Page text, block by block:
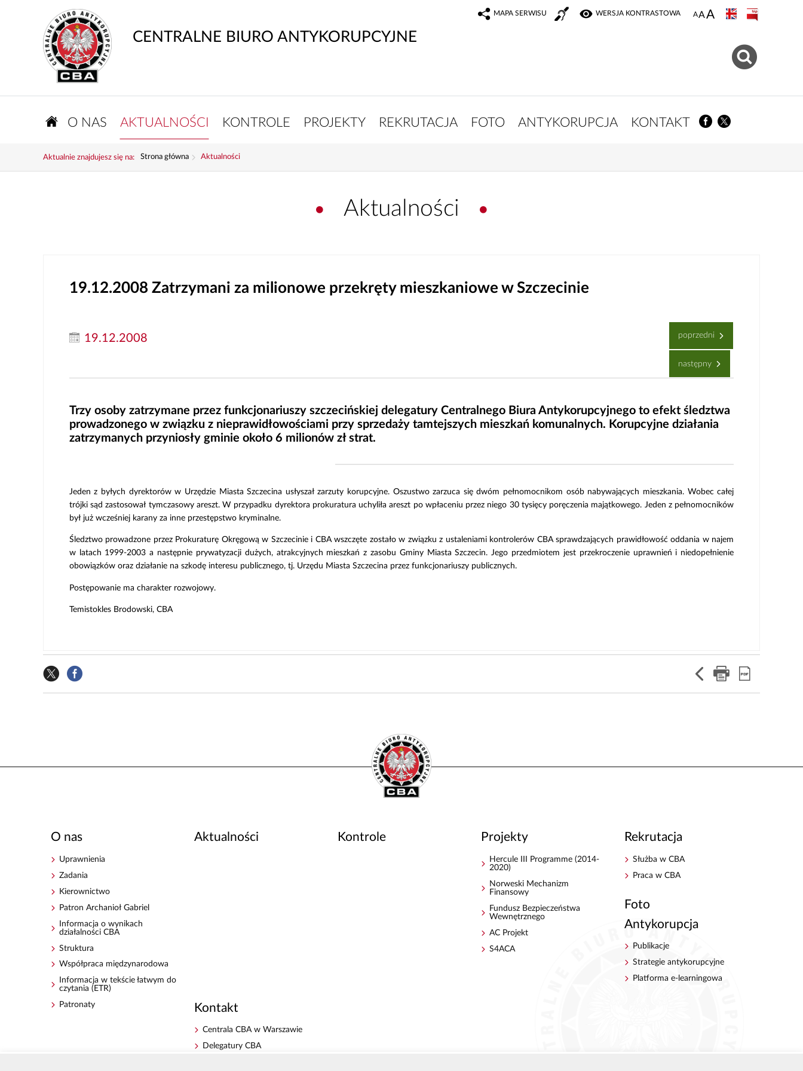
CENTRALNE BIURO ANTYKORUPCYJNE
MAPA SERWISU WERSJA KONTRASTOWA
O NAS AKTUALNOŚCI KONTROLE PROJEKTY REKRUTACJA FOTO ANTYKORUPCJA KONTAKT
Aktualnie znajdujesz się na: Strona główna Aktualności
Aktualności
19.12.2008 Zatrzymani za milionowe przekręty mieszkaniowe w Szczecinie
19.12.2008 poprzedni
następny
Trzy osoby zatrzymane przez funkcjonariuszy szczecińskiej delegatury Centralnego Biura Antykorupcyjnego to efekt śledztwa
prowadzonego w związku z nieprawidłowościami przy sprzedaży tamtejszych mieszkań komunalnych. Korupcyjne działania
zatrzymanych przyniosły gminie około 6 milionów zł strat.
Jeden z byłych dyrektorów w Urzędzie Miasta Szczecina usłyszał zarzuty korupcyjne. Oszustwo zarzuca się dwóm pełnomocnikom osób nabywających mieszkania. Wobec całej
trójki sąd zastosował tymczasowy areszt. W przypadku dyrektora prokuratura uchyliła areszt po wpłaceniu przez niego 30 tysięcy poręczenia majątkowego. Jeden z pełnomocników
był już wcześniej karany za inne przestępstwo kryminalne.
Śledztwo prowadzone przez Prokuraturę Okręgową w Szczecinie i CBA wszczęte zostało w związku z ustaleniami kontrolerów CBA sprawdzających prawidłowość oddania w najem
w latach 1999-2003 a następnie prywatyzacji dużych, atrakcyjnych mieszkań z zasobu Gminy Miasta Szczecin. Jego przedmiotem jest przekroczenie uprawnień i niedopełnienie
obowiązków oraz działanie na szkodę interesu publicznego, tj. Urzędu Miasta Szczecina przez funkcjonariuszy publicznych.
Postępowanie ma charakter rozwojowy.
Temistokles Brodowski, CBA
O nas
Uprawnienia
Zadania
Kierownictwo
Patron Archanioł Gabriel
Informacja o wynikach
działalności CBA
Struktura
Współpraca międzynarodowa
Informacja w tekście łatwym do
czytania (ETR)
Patronaty
Aktualności Kontrole Projekty
Hercule III Programme (2014-
2020)
Norweski Mechanizm
Finansowy
Fundusz Bezpieczeństwa
Wewnętrznego
AC Projekt
S4ACA
Rekrutacja
Służba w CBA
Praca w CBA
Foto
Antykorupcja
Publikacje
Strategie antykorupcyjne
Platforma e-learningowa
Kontakt
Centrala CBA w Warszawie
Delegatury CBA